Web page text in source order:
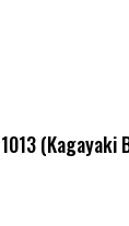
(Kagayaki